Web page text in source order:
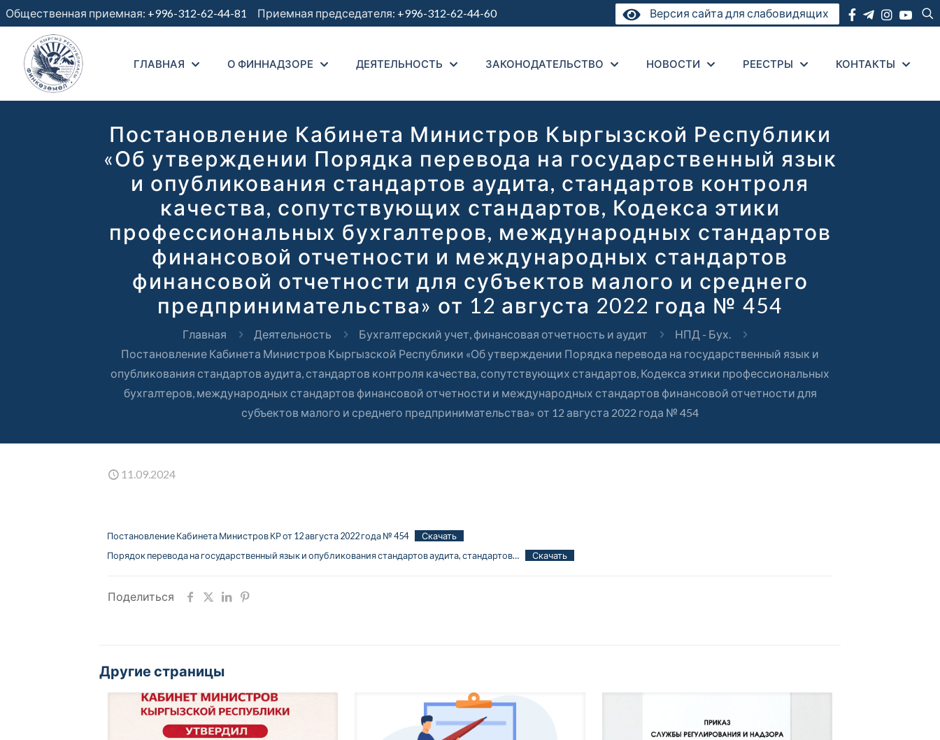
Общественная приемная: +996-312-62-44-81 Приемная председателя: +996-312-62-44-60 Версия сайта для слабовидящих
ГЛАВНАЯ О ФИННАДЗОРЕ ДЕЯТЕЛЬНОСТЬ ЗАКОНОДАТЕЛЬСТВО НОВОСТИ РЕЕСТРЫ КОНТАКТЫ
Постановление Кабинета Министров Кыргызской Республики
«Об утверждении Порядка перевода на государственный язык
и опубликования стандартов аудита, стандартов контроля
качества, сопутствующих стандартов, Кодекса этики
профессиональных бухгалтеров, международных стандартов
финансовой отчетности и международных стандартов
финансовой отчетности для субъектов малого и среднего
предпринимательства» от 12 августа 2022 года № 454
Главная Деятельность Бухгалтерский учет, финансовая отчетность и аудит
НПД - Бух.
Постановление Кабинета Министров Кыргызской Республики «Об утверждении Порядка перевода на государственный язык и
опубликования стандартов аудита, стандартов контроля качества, сопутствующих стандартов, Кодекса этики профессиональных
бухгалтеров, международных стандартов финансовой отчетности и международных стандартов финансовой отчетности для
субъектов малого и среднего предпринимательства» от 12 августа 2022 года № 454
11.09.2024
Постановление Кабинета Министров КР от 12 августа 2022 года № 454
Скачать
Порядок перевода на государственный язык и опубликования стандартов аудита, стандартов…
Скачать
Поделиться
Другие страницы